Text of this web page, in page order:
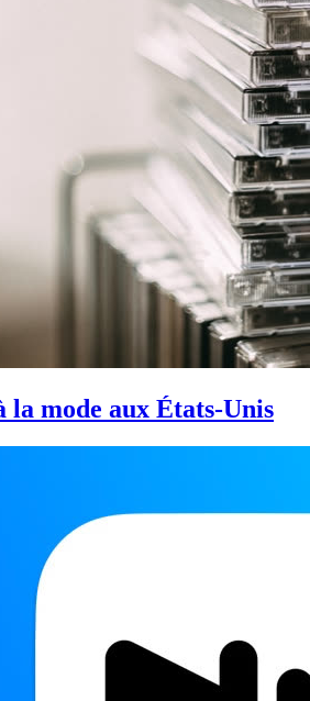
la mode aux États-Unis